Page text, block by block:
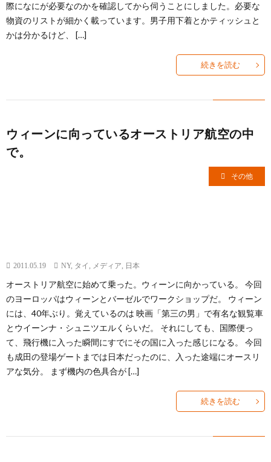
際になにが必要なのかを確認してから伺うことにしました。必要な
物資のリストが細かく載っています。男子用下着とかティッシュと
かは分かるけど、 […]
続きを読む
ウィーンに向っているオーストリア航空の中
で。
その他
2011.05.19 NY, タイ , メディア, 日本
オーストリア航空に始めて乗った。ウィーンに向かっている。 今回
のヨーロッパはウィーンとバーゼルでワークショップだ。 ウィーン
には、40年ぶり。覚えているのは 映画「第三の男」で有名な観覧車
とウイーンナ・シュニツエルくらいだ。 それにしても、国際便っ
て、飛行機に入った瞬間にすでにその国に入った感じになる。 今回
も成田の登場ゲートまでは日本だったのに、入った途端にオースリ
アな気分。 まず機内の色具合が […]
続きを読む